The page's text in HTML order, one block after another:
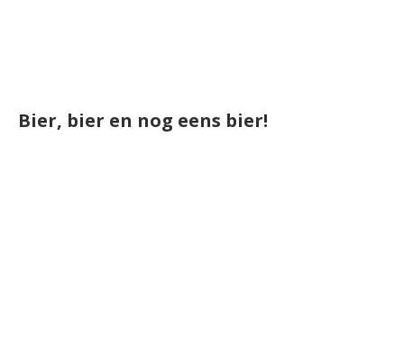
Bier, bier en nog eens bier!